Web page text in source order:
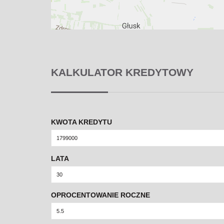
KALKULATOR KREDYTOWY
KWOTA KREDYTU
LATA
OPROCENTOWANIE ROCZNE